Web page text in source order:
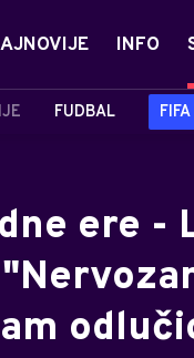
INFO
FUDBAL
ere -